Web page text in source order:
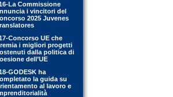
La Commissione
i vincitori del
2025 Juvenes
Concorso UE che
i migliori progetti
dalla politica di
dell’UE
GODESK ha
la guida su
al lavoro e